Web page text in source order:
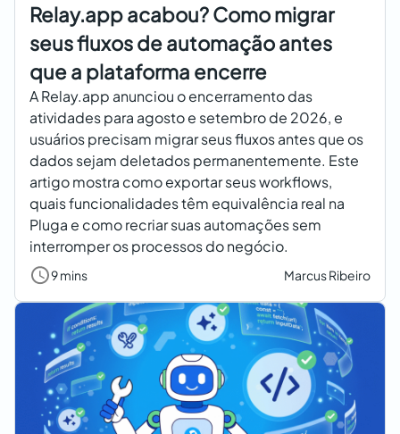
Relay.app acabou? Como migrar
seus fluxos de automação antes
que a plataforma encerre
A Relay.app anunciou o encerramento das
atividades para agosto e setembro de 2026, e
usuários precisam migrar seus fluxos antes que os
dados sejam deletados permanentemente. Este
artigo mostra como exportar seus workflows,
quais funcionalidades têm equivalência real na
Pluga e como recriar suas automações sem
interromper os processos do negócio.
9 mins Marcus Ribeiro